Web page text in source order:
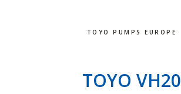
TOYO PUMPS EUROPE
TOYO VH20